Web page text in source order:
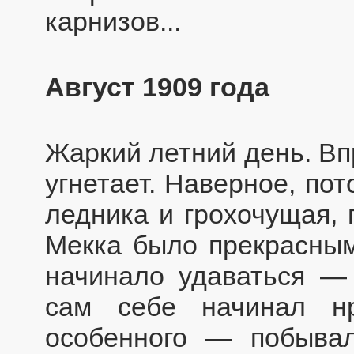
карнизов...
Август 1909 года
Жаркий летний день.
угнетает. Наверное,
ледника и
Мекка было
начинало удаваться
сам себе начинал
особенного —